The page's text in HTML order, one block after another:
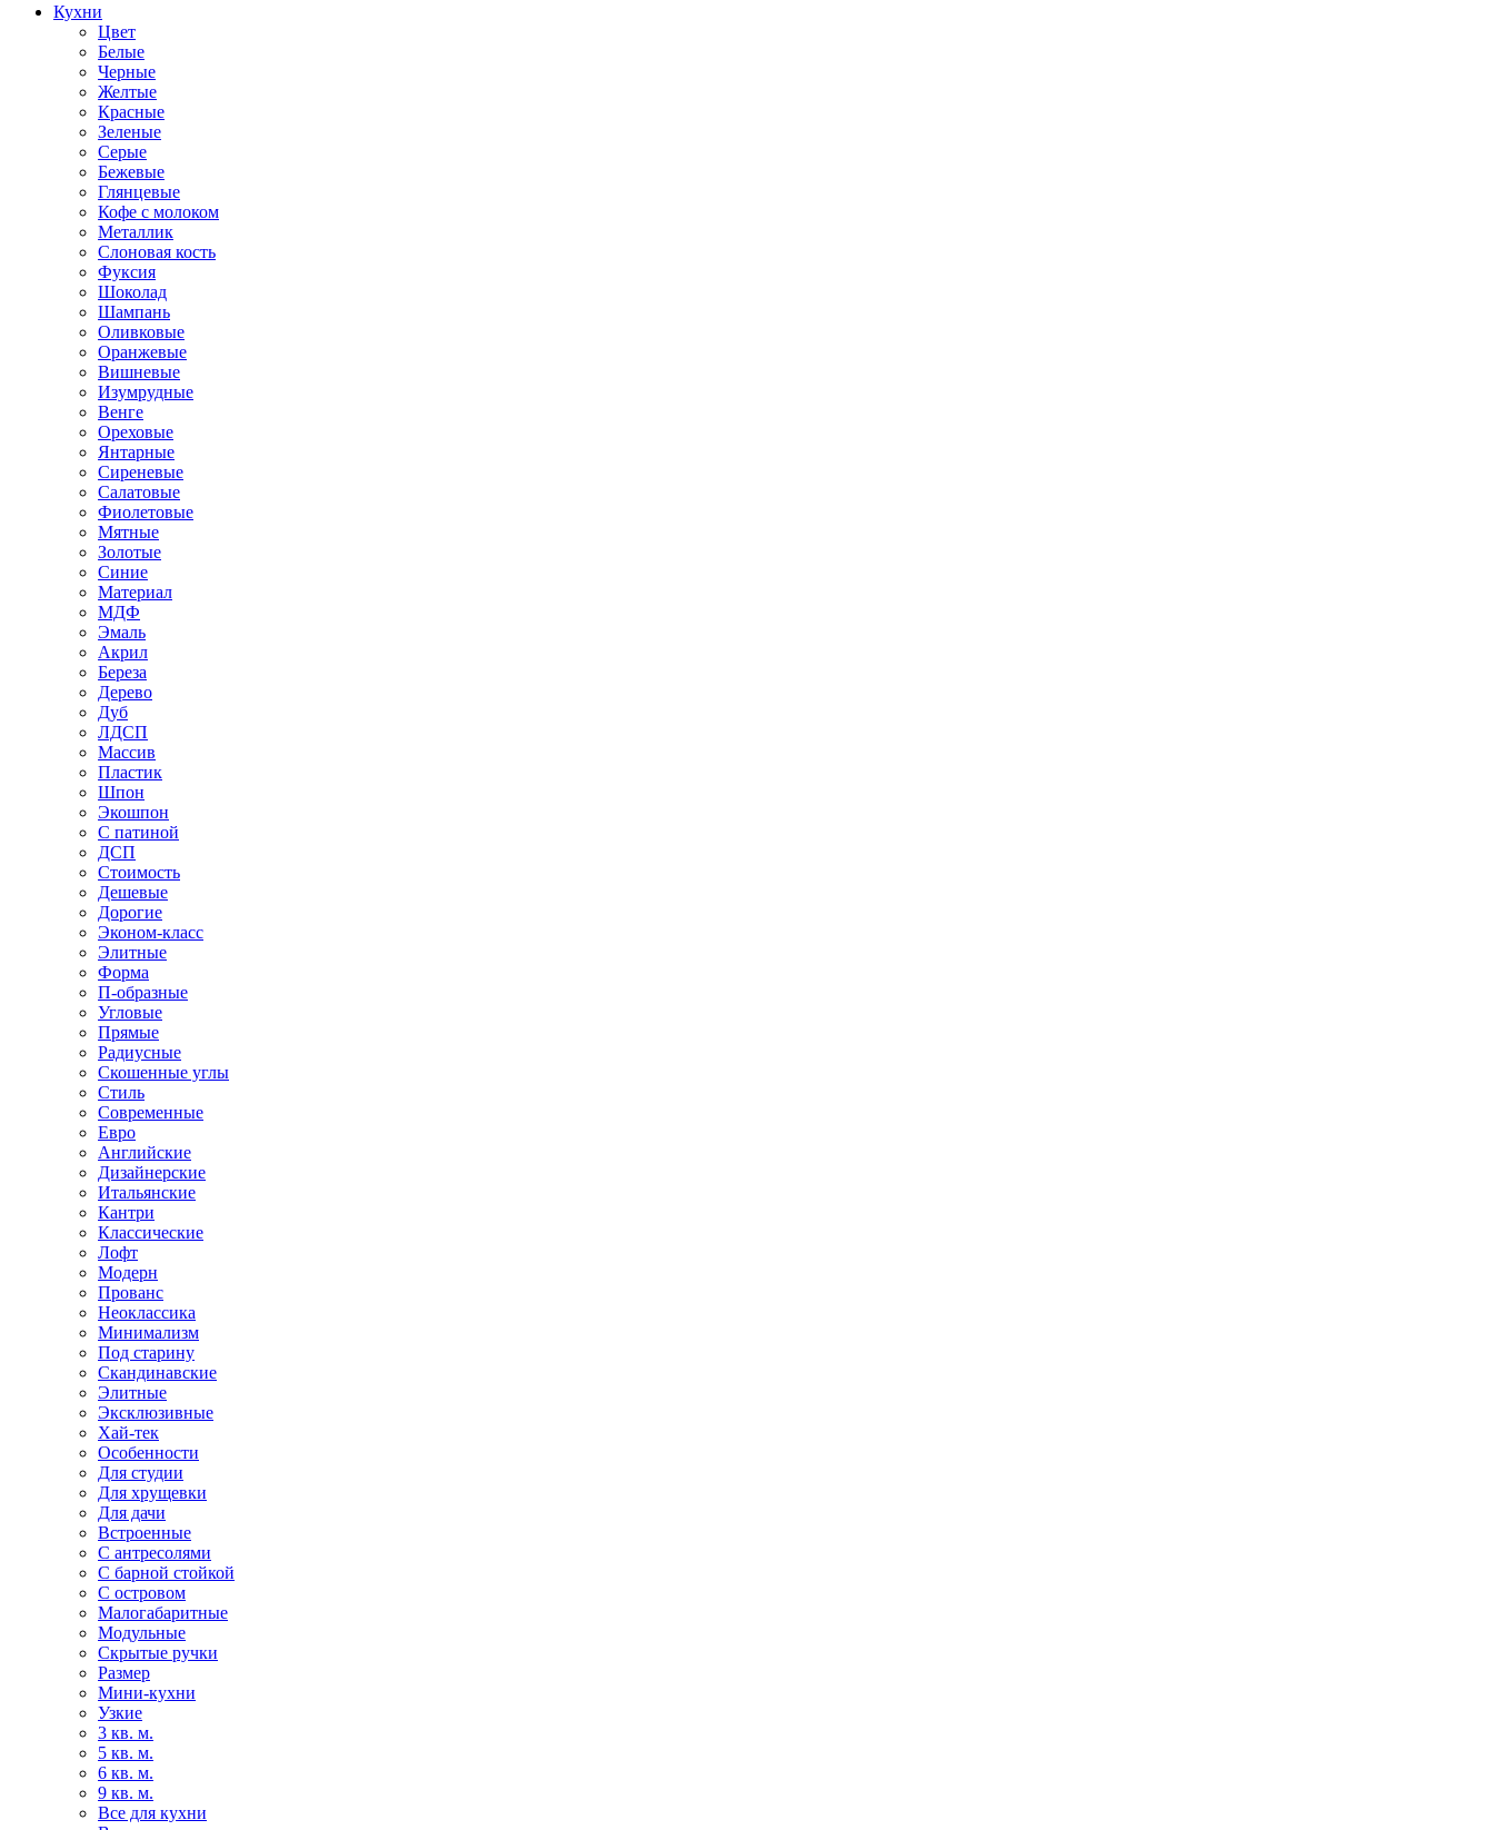
Кухни
Цвет
Белые
Черные
Желтые
Красные
Зеленые
Серые
Бежевые
Глянцевые
Кофе с молоком
Металлик
Слоновая кость
Фуксия
Шоколад
Шампань
Оливковые
Оранжевые
Вишневые
Изумрудные
Венге
Ореховые
Янтарные
Сиреневые
Салатовые
Фиолетовые
Мятные
Золотые
Синие
Материал
МДФ
Эмаль
Акрил
Береза
Дерево
Дуб
ЛДСП
Массив
Пластик
Шпон
Экошпон
С патиной
ДСП
Стоимость
Дешевые
Дорогие
Эконом-класс
Элитные
Форма
П-образные
Угловые
Прямые
Радиусные
Скошенные углы
Стиль
Современные
Евро
Английские
Дизайнерские
Итальянские
Кантри
Классические
Лофт
Модерн
Прованс
Неоклассика
Минимализм
Под старину
Скандинавские
Элитные
Эксклюзивные
Хай-тек
Особенности
Для студии
Для хрущевки
Для дачи
Встроенные
С антресолями
С барной стойкой
С островом
Малогабаритные
Модульные
Скрытые ручки
Размер
Мини-кухни
Узкие
3 кв. м.
5 кв. м.
6 кв. м.
9 кв. м.
Все для кухни